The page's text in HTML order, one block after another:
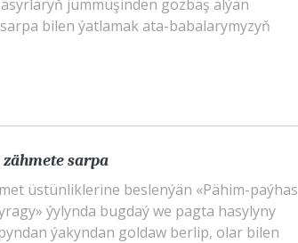
jümmüşinden gözbaş alýan
bilen ýatlamak ata-babalarymyzyň
sarpa
üstünliklerine beslenýän «Pähim-paýhas
ýylynda bugdaý we pagta hasylyny
ýakyndan goldaw berlip, olar bilen